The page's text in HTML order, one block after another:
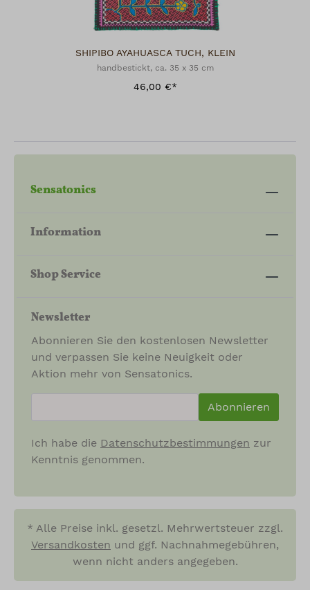
SHIPIBO AYAHUASCA TUCH, KLEIN
handbestickt, ca. 35 x 35 cm
46,00 €*
Sensatonics
Information
Shop Service
Newsletter
Abonnieren Sie den kostenlosen Newsletter
und verpassen Sie keine Neuigkeit oder
Aktion mehr von Sensatonics.
Abonnieren
Ich habe die Datenschutzbestimmungen zur
Kenntnis genommen.
* Alle Preise inkl. gesetzl. Mehrwertsteuer zzgl.
Versandkosten und ggf. Nachnahmegebühren,
wenn nicht anders angegeben.